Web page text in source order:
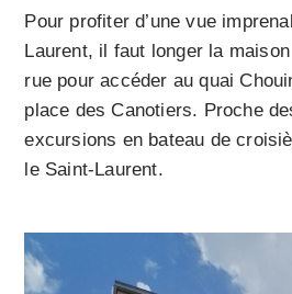
Pour profiter d’une vue
Laurent, il faut longer la
rue pour accéder au quai
place des Canotiers. Proche
excursions en bateau de
le Saint-Laurent.